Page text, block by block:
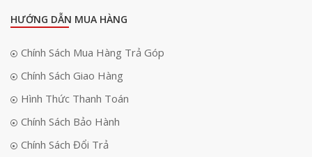
màu linh hoạt ngay trên ứng dụng điện thoại, vừa giúp tiết kiệm chi phí
HƯỚNG DẪN MUA HÀNG
Chính Sách Mua Hàng Trả Góp
Chính Sách Giao Hàng
Hình Thức Thanh Toán
Chính Sách Bảo Hành
Chính Sách Đổi Trả